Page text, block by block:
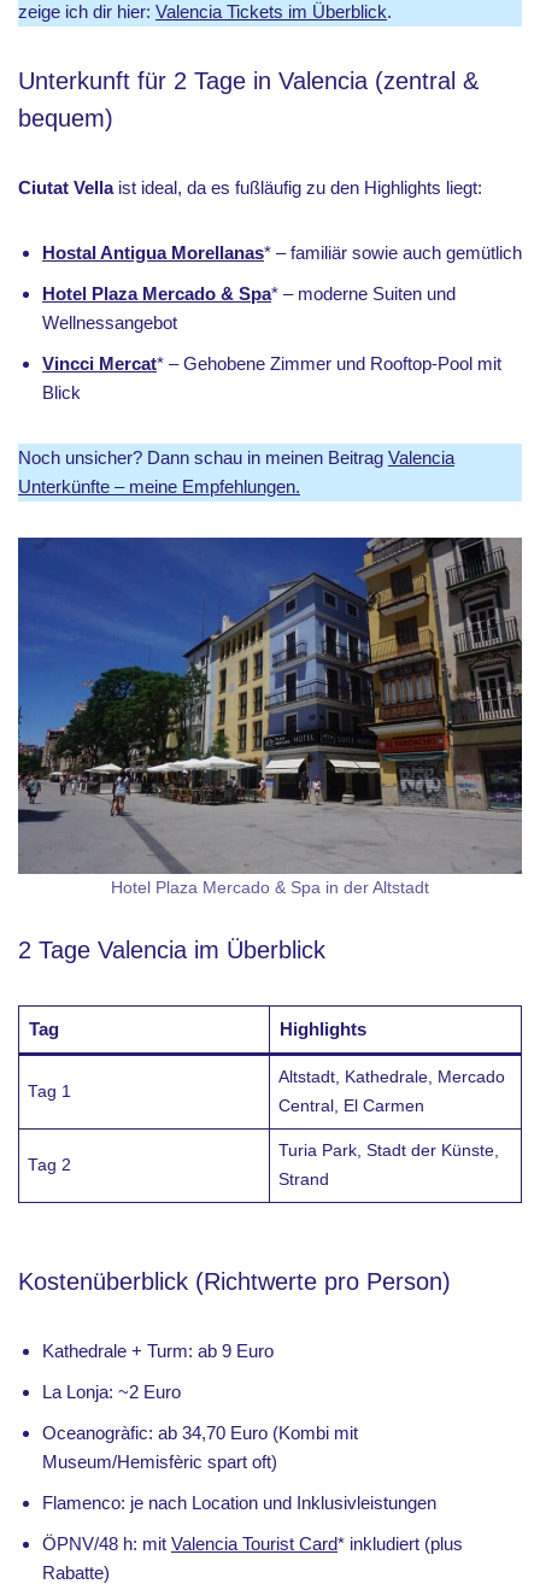
zeige ich dir hier: Valencia Tickets im Überblick.
Unterkunft für 2 Tage in Valencia (zentral &
bequem)
Ciutat Vellaist ideal, da es fußläufig zu den Highlights liegt:
Hostal Antigua Morellanas* – familiär sowie auch gemütlich
Hotel Plaza Mercado & Spa* – moderne Suiten und
Wellnessangebot
Vincci Mercat* – Gehobene Zimmer und Rooftop-Pool mit
Blick
Noch unsicher? Dann schau in meinen Beitrag Valencia
Unterkünfte – meine Empfehlungen.
Hotel Plaza Mercado & Spa in der Altstadt
2 Tage Valencia im Überblick
Tag Highlights
Tag 1
Altstadt, Kathedrale, Mercado
Central, El Carmen
Tag 2
Turia Park, Stadt der Künste,
Strand
Kostenüberblick (Richtwerte pro Person)
Kathedrale + Turm: ab 9 Euro
La Lonja: ~2 Euro
Oceanogràfic: ab 34,70 Euro (Kombi mit
Museum/Hemisfèric spart oft)
Flamenco: je nach Location und Inklusivleistungen
ÖPNV/48 h: mit Valencia Tourist Card* inkludiert (plus
Rabatte)